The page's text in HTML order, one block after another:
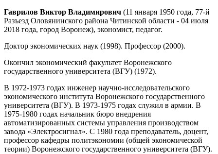
Гаврилов Виктор Владимирович (11 января 1950 года, 77-й
Разъезд Оловянинского района Читинской области - 04 июля
2018 года, город Воронеж), экономист, педагог.
Доктор экономических наук (1998). Профессор (2000).
Окончил экономический факультет Воронежского
государственного университета (ВГУ) (1972).
В 1972-1973 годах инженер научно-исследовательского
экономического института Воронежского государственного
университета (ВГУ). В 1973-1975 годах служил в армии. В
1975-1980 годах начальник бюро внедрения
автоматизированных системы управления производством
завода «Электросигнал». С 1980 года преподаватель, доцент,
профессор кафедры политэкономии (общей экономической
теории) Воронежского государственного университета (ВГУ).